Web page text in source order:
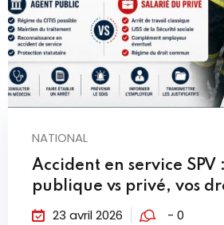
NATIONAL
Accident en service SPV
publique vs privé, vos
23 avril 2026 - 0